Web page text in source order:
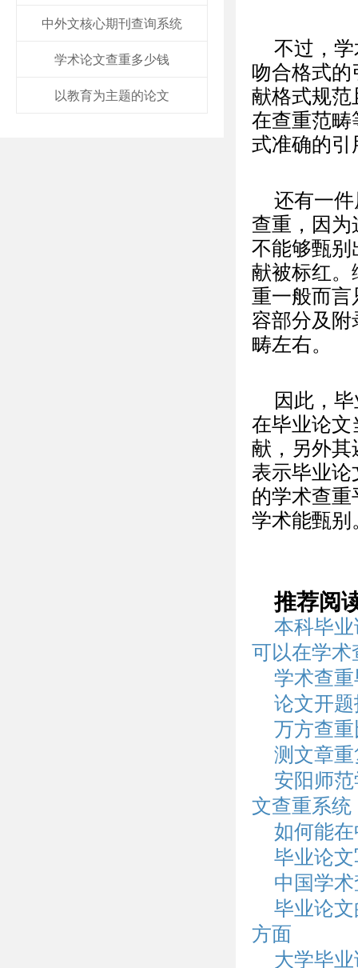
中外文核心期刊查询系统
学术论文查重多少钱
以教育为主题的论文
不过，
吻合格式
献格式规范
在查重范畴
式准确的引
还有一
查重，因为
不能够甄别
献被标红。
重一般而言
容部分及附
畴左右。
因此，
在毕业论文
献，另外其
表示毕业论
的学术查
学术能甄别
推荐阅
本科毕
可以在学术
学术查
论文开
万方查
测文章
安阳师
文查重系统
如何能
毕业论
中国学
毕业论
方面
大学毕